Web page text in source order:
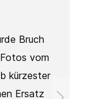
Bruch
vom
kürzester
Ersatz